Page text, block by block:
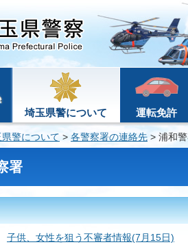
埼玉県警について 運転免許
警について > 各警察署の連絡先 > 浦和
署
子供、女性を狙う不審者情報(7月15日)